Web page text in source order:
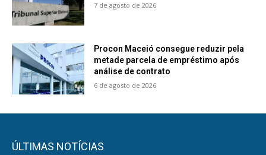
7 de agosto de 2026
Procon Maceió consegue reduzir pela
metade parcela de empréstimo após
análise de contrato
6 de agosto de 2026
ÚLTIMAS NOTÍCIAS